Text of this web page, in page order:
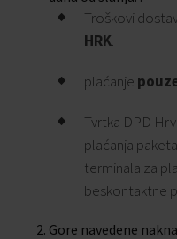
Troškovi
HRK.
plaćanje
Tvrtka DPD
plaćanja
terminala za
beskontaktne
Gore navedene